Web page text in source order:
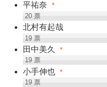
平祐奈 *
20票
北村有起哉
19票
田中美久 *
19票
小手伸也 *
19票